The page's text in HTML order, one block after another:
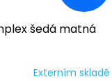
šedá matná
Externím skladě